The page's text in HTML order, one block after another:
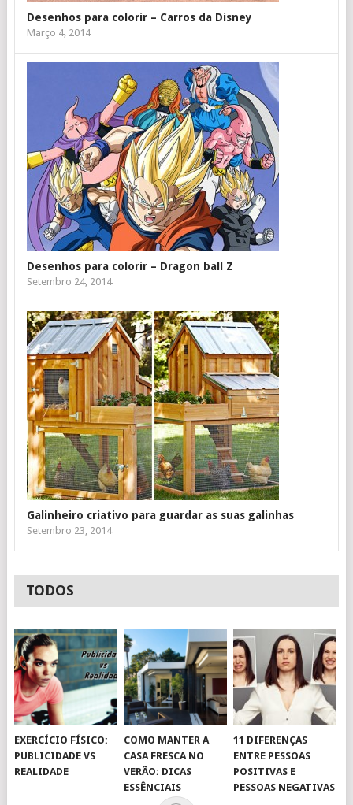
Desenhos para colorir – Carros da Disney
Março 4, 2014
Desenhos para colorir – Dragon ball Z
Setembro 24, 2014
Galinheiro criativo para guardar as suas galinhas
Setembro 23, 2014
TODOS
EXERCÍCIO FÍSICO:
PUBLICIDADE VS
REALIDADE
COMO MANTER A
CASA FRESCA NO
VERÃO: DICAS
ESSÊNCIAIS
11 DIFERENÇAS
ENTRE PESSOAS
POSITIVAS E
PESSOAS NEGATIVAS